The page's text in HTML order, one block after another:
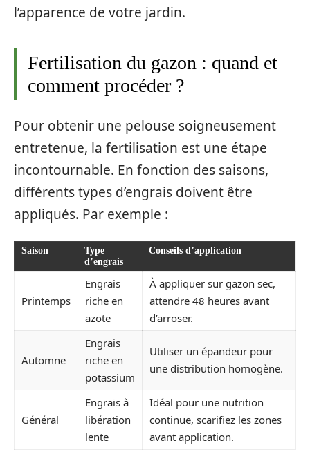
l’apparence de votre jardin.
Fertilisation du gazon : quand et
comment procéder ?
Pour obtenir une pelouse soigneusement
entretenue, la fertilisation est une étape
incontournable. En fonction des saisons,
différents types d’engrais doivent être
appliqués. Par exemple :
Saison
Type
d’engrais
Conseils d’application
Printemps
Engrais
riche en
azote
À appliquer sur gazon sec,
attendre 48 heures avant
d’arroser.
Automne
Engrais
riche en
potassium
Utiliser un épandeur pour
une distribution homogène.
Général
Engrais à
libération
lente
Idéal pour une nutrition
continue, scarifiez les zones
avant application.